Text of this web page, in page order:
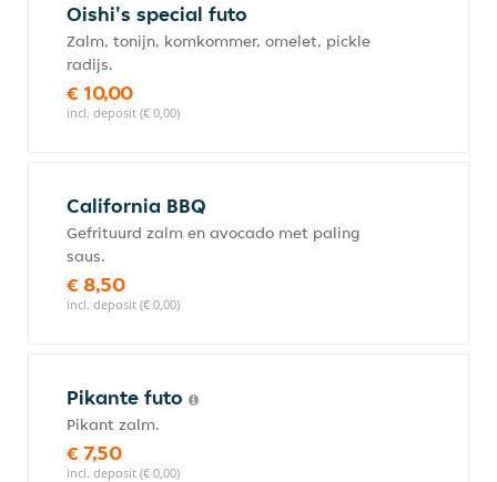
Oishi's special futo
Zalm, tonijn, komkommer, omelet, pickle
radijs.
€ 10,00
incl. deposit (€ 0,00)
California BBQ
Gefrituurd zalm en avocado met paling
saus.
€ 8,50
incl. deposit (€ 0,00)
Pikante futo
Pikant zalm.
€ 7,50
incl. deposit (€ 0,00)